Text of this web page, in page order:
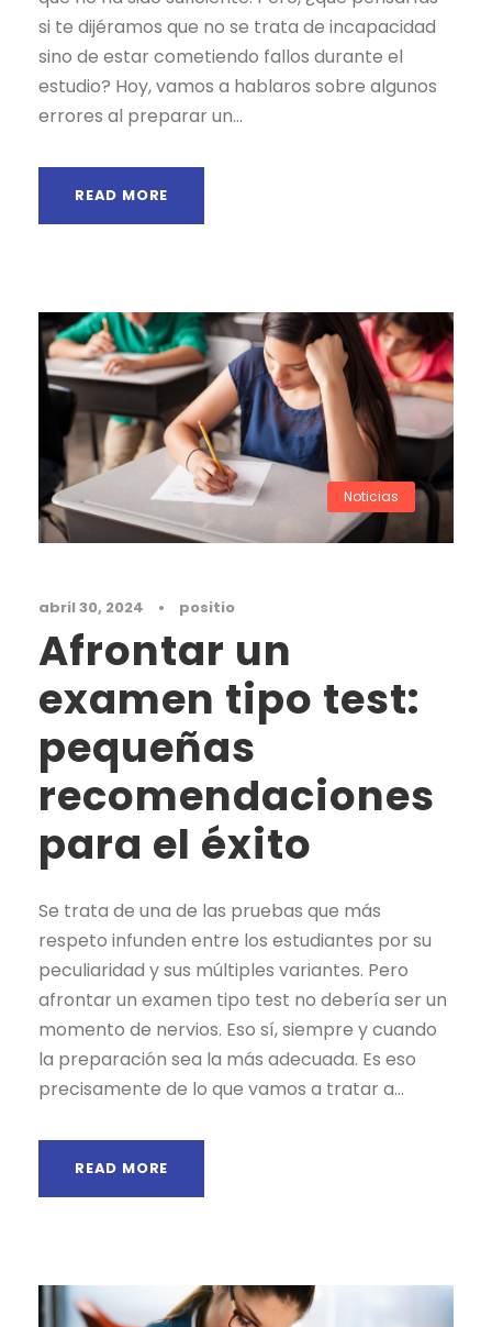
si te dijéramos que no se trata de incapacidad
sino de estar cometiendo fallos durante el
estudio? Hoy, vamos a hablaros sobre algunos
errores al preparar un...
READ MORE
Noticias
abril 30, 2024 • positio
Afrontar un
examen tipo test:
pequeñas
recomendaciones
para el éxito
Se trata de una de las pruebas que más
respeto infunden entre los estudiantes por su
peculiaridad y sus múltiples variantes. Pero
afrontar un examen tipo test no debería ser un
momento de nervios. Eso sí, siempre y cuando
la preparación sea la más adecuada. Es eso
precisamente de lo que vamos a tratar a...
READ MORE